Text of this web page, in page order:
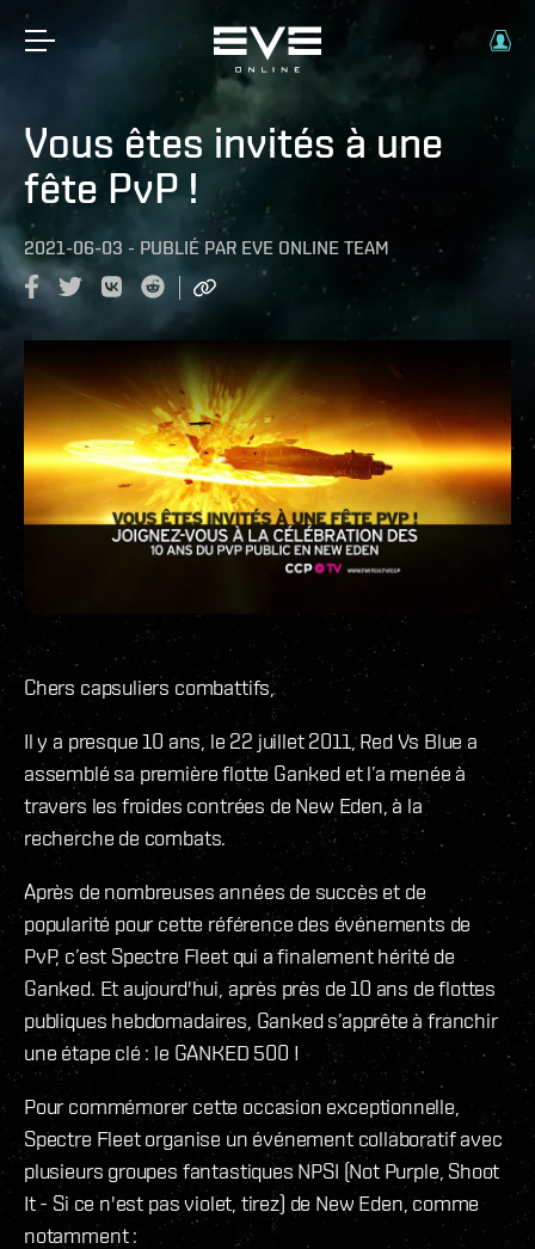
Vous êtes invités à une
fête PvP !
2021-06-03 - PUBLIÉ PAR EVE ONLINE TEAM
Chers capsuliers combattifs,
Il y a presque 10 ans, le 22 juillet 2011, Red Vs Blue a
assemblé sa première flotte Ganked et l’a menée à
travers les froides contrées de New Eden, à la
recherche de combats.
Après de nombreuses années de succès et de
popularité pour cette référence des événements de
PvP, c’est Spectre Fleet qui a finalement hérité de
Ganked. Et aujourd'hui, après près de 10 ans de flottes
publiques hebdomadaires, Ganked s’apprête à franchir
une étape clé : le GANKED 500 !
Pour commémorer cette occasion exceptionnelle,
Spectre Fleet organise un événement collaboratif avec
plusieurs groupes fantastiques NPSI (Not Purple, Shoot
It - Si ce n'est pas violet, tirez) de New Eden, comme
notamment :